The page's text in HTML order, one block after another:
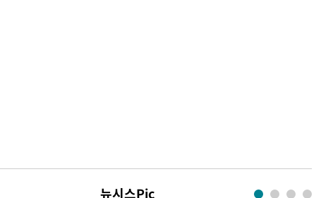
뉴시스Pic